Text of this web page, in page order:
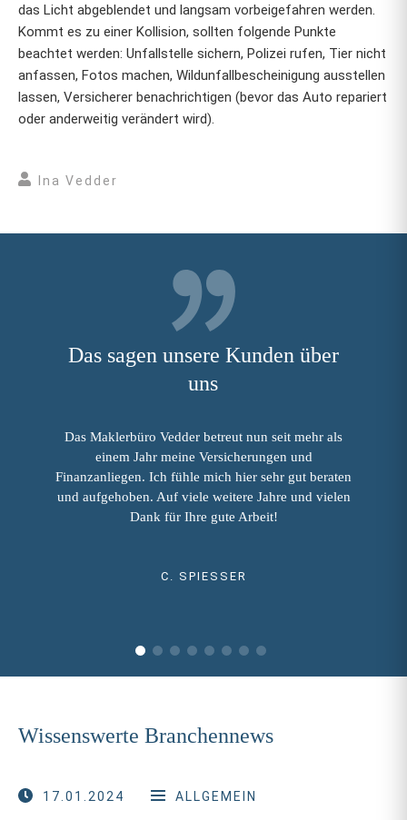
das Licht abgeblendet und langsam vorbeigefahren werden.
Kommt es zu einer Kollision, sollten folgende Punkte
beachtet werden: Unfallstelle sichern, Polizei rufen, Tier nicht
anfassen, Fotos machen, Wildunfallbescheinigung ausstellen
lassen, Versicherer benachrichtigen (bevor das Auto repariert
oder anderweitig verändert wird).
Ina Vedder
Das sagen unsere Kunden über
uns
Das Maklerbüro Vedder betreut nun seit mehr als
einem Jahr meine Versicherungen und
Finanzanliegen. Ich fühle mich hier sehr gut beraten
und aufgehoben. Auf viele weitere Jahre und vielen
Dank für Ihre gute Arbeit!
C. SPIESSER
Wissenswerte Branchennews
17.01.2024 ALLGEMEIN